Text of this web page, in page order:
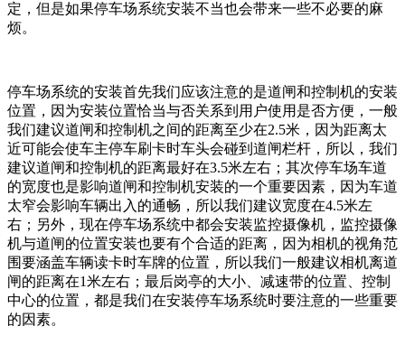
定，但是如果停车场系统安装不当也会带来一些不必要的麻
烦。
停车场系统的安装首先我们应该注意的是道闸和控制机的安装
位置，因为安装位置恰当与否关系到用户使用是否方便，一般
我们建议道闸和控制机之间的距离至少在2.5米，因为距离太
近可能会使车主停车刷卡时车头会碰到道闸栏杆，所以，我们
建议道闸和控制机的距离最好在3.5米左右；其次停车场车道
的宽度也是影响道闸和控制机安装的一个重要因素，因为车道
太窄会影响车辆出入的通畅，所以我们建议宽度在4.5米左
右；另外，现在停车场系统中都会安装监控摄像机，监控摄像
机与道闸的位置安装也要有个合适的距离，因为相机的视角范
围要涵盖车辆读卡时车牌的位置，所以我们一般建议相机离道
闸的距离在1米左右；最后岗亭的大小、减速带的位置、控制
中心的位置，都是我们在安装停车场系统时要注意的一些重要
的因素。